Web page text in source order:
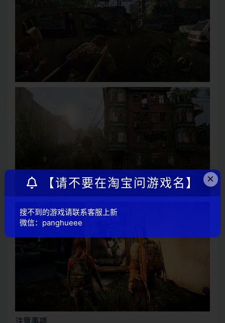
注意事项
×
【请不要在淘宝问游戏名】
搜不到的游戏请联系客服上新
微信：panghueee